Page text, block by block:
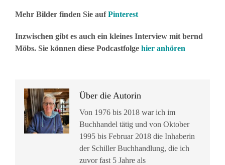
Mehr Bilder finden Sie aufPinterest
Inzwischen gibt es auch ein kleines Interview mit bernd
Möbs. Sie können diese Podcastfolge hier anhören
Über die Autorin
Von 1976 bis 2018 war ich im
Buchhandel tätig und von Oktober
1995 bis Februar 2018 die Inhaberin
der Schiller Buchhandlung, die ich
zuvor fast 5 Jahre als